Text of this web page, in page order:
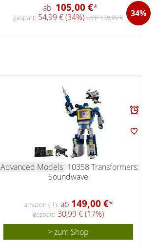
ab 105,00 €* 34%
gespart: 54,99 € (34%) UVP 159,99 €
Advanced Models 10358 Transformers:
Soundwave
amazon (IT): ab 149,00 €*
gespart: 30,99 € (17%)
> zum Shop